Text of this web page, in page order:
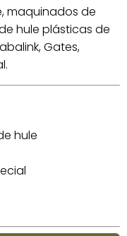
maquinados de
hule plásticas de
Gates,
hule